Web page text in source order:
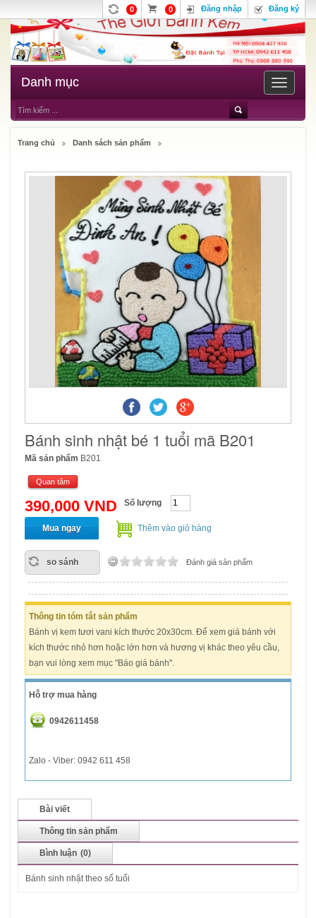
0 0 Đăng nhập Đăng ký
Toggle
Danh mục
Trang chủ Danh sách sản phẩm
Bánh sinh nhật bé 1 tuổi mã B201
Mã sản phẩm B201
Quan tâm
390,000 VND Số lượng
Mua ngay Thêm vào giỏ hàng
so sánh Đánh giá sản phẩm
Thông tin tóm tắt sản phẩm
Bánh vị kem tươi vani kích thước 20x30cm. Để xem giá bánh với
kích thước nhỏ hơn hoặc lớn hơn và hương vị khác theo yêu cầu,
bạn vui lòng xem mục "Báo giá bánh".
Hỗ trợ mua hàng
0942611458
Zalo - Viber: 0942 611 458
Bài viết
Thông tin sản phẩm
Bình luận (0)
Bánh sinh nhật theo số tuổi